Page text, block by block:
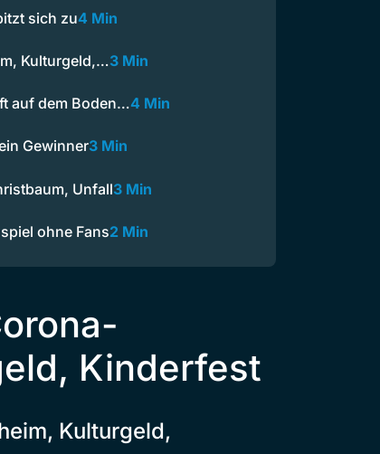
sich zu4 Min
Kulturgeld,…3 Min
auf dem Boden…4 Min
Gewinner3 Min
Unfall3 Min
ohne Fans2 Min
Kinderfest
Kulturgeld,